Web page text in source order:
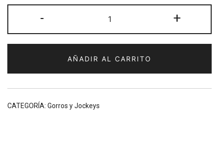
-
negro
Monito
monte
cantidad
+
AÑADIR AL CARRITO
CATEGORÍA: Gorros y Jockeys